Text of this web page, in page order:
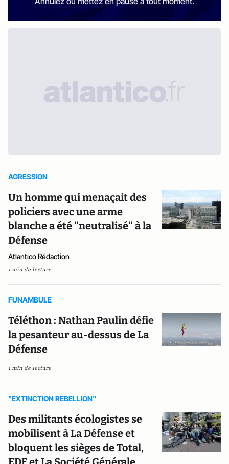
AGRESSION
Un homme qui menaçait des
policiers avec une arme
blanche a été "neutralisé" à la
Défense
Atlantico Rédaction
1 min de lecture
FUNAMBULE
Téléthon : Nathan Paulin défie
la pesanteur au-dessus de La
Défense
1 min de lecture
"EXTINCTION REBELLION"
Des militants écologistes se
mobilisent à La Défense et
bloquent les sièges de Total,